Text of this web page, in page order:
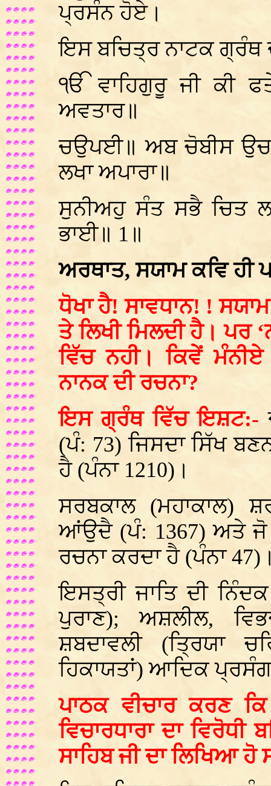
ਪ੍ਰਸੰਨ ਹੋਏ।
ਇਸ ਬਚਿਤ੍ਰ ਨਾਟਕ ਗ੍ਰੰਥ
ੴ ਵਾਹਿਗੁਰੂ ਜੀ ਕੀ
ਅਵਤਾਰ॥
ਚਉਪਈ॥ ਅਬ ਚੋਬੀਸ
ਲਖਾ ਅਪਾਰਾ॥
ਸੁਨੀਅਹੁ ਸੰਤ ਸਭੈ ਚਿਤ
ਭਾਈ॥ 1॥
ਅਰਥਾਤ, ਸਯਾਮ ਕਵਿ ਹੀ
ਧੋਖਾ ਹੈ! ਸਾਵਧਾਨ! !
ਤੇ ਲਿਖੀ ਮਿਲਦੀ ਹੈ। ਪਰ
ਵਿੱਚ ਨਹੀ। ਕਿਵੇਂ
ਨਾਨਕ ਦੀ ਰਚਨਾ?
ਇਸ ਗ੍ਰੰਥ ਵਿੱਚ ਇਸ਼ਟ:-
(ਪੰ: 73) ਜਿਸਦਾ ਸਿੱਖ
ਹੈ (ਪੰਨਾ 1210)।
ਸਰਬਕਾਲ (ਮਹਾਕਾਲ)
ਆਂਉਦੈ (ਪੰ: 1367) ਅਤੇ ਜੋ
ਰਚਨਾ ਕਰਦਾ ਹੈ (ਪੰਨਾ
ਇਸਤ੍ਰੀ ਜਾਤਿ ਦੀ
ਪੁਰਾਣ); ਅਸ਼ਲੀਲ,
ਸ਼ਬਦਾਵਲੀ (ਤ੍ਰਿਯਾ
ਹਿਕਾਯਤਾਂ) ਆਦਿਕ
ਪਾਠਕ ਵੀਚਾਰ ਕਰਣ
ਵਿਚਾਰਧਾਰਾ ਦਾ
ਸਾਹਿਬ ਜੀ ਦਾ ਲਿਖਿਆ ਹੋ